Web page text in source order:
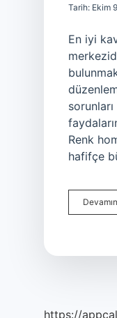
Tarih: Ekim
En iyi
Renk
hafifçe
https://